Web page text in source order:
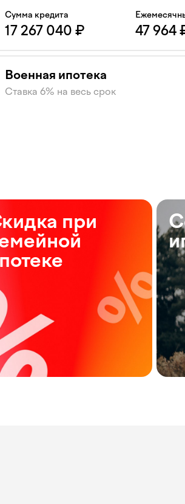
Сумма кредита
17 267 040 ₽ 47 964
Военная ипотека
Ставка 6% на весь срок
48 125 160₽ 133 681
при